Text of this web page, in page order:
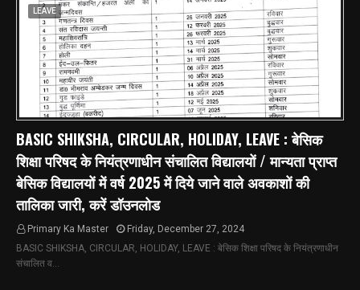
LEAVE
BASIC SHIKSHA, CIRCULAR, HOLIDAY, LEAVE : बेसिक
शिक्षा परिषद के नियंत्रणाधीन संचालित विद्यालयों / मान्यता प्राप्त
बेसिक विद्यालयों में वर्ष 2025 में दिये जाने वाले अवकाशों की
तालिका जारी, करें डॉउनलोड
Primary Ka Master
Friday, December 27, 2024
BASIC SHIKSHA, CIRCULAR, HOLIDAY, LEAVE : बेसिक शिक्षा परिषद के नियंत्रणाधीन
संचालित व…